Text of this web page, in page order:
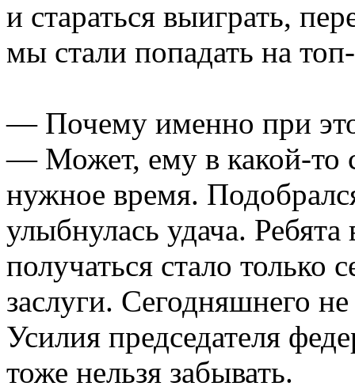
и стараться выиграть,
мы стали попадать на
— Почему именно при
— Может, ему в какой-то
нужное время.
улыбнулась удача.
получаться стало
заслуги. Сегодняшнего
Усилия председателя
тоже нельзя забывать.